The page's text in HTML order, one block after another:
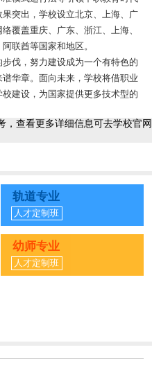
突出，学校设立北京、上海、广
覆盖重庆、广东、浙江、上海、
联酋等国家和地区。
伐，努力建设成为一个有特色的
华章。面向未来，学校将借职业
建设，为国家提供更多技术型的
，查看更多详细信息可去学校官网
轨道专业
人才定制班
幼师专业
人才定制班